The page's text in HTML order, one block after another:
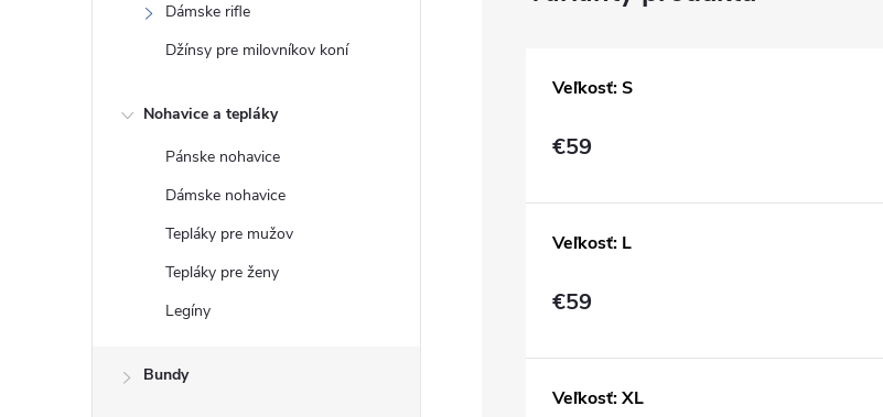
Dámske rifle
Džínsy pre milovníkov koní
Nohavice a tepláky
Pánske nohavice
Dámske nohavice
Tepláky pre mužov
Tepláky pre ženy
Legíny
Bundy
Veľkosť: S
€59
Veľkosť: L
€59
Veľkosť: XL